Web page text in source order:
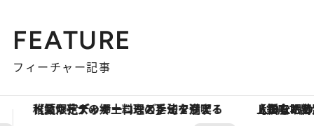
FEATURE
フィーチャー記事
【銀座で出合う最旬美容】美髪ケアや上質な眠り…セルフケアのアップデートから、特別な名入れギフトまで。大人のための「ReFa GINZA」クルーズ